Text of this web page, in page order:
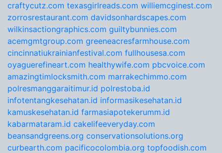
craftycutz.com texasgirlreads.com williemcginest.com
zorrosrestaurant.com davidsonhardscapes.com
wilkinsactiongraphics.com guiltybunnies.com
acemgmtgroup.com greeneacresfarmhouse.com
cincinnatiukrainianfestival.com fullhousesa.com
oyaguerefineart.com healthywife.com pbcvoice.com
amazingtimlocksmith.com marrakechimmo.com
polresmanggaraitimur.id polrestoba.id
infotentangkesehatan.id informasikesehatan.id
kamuskesehatan.id farmasiapotekerumm.id
kabarmataram.id cakelifeeveryday.com
beansandgreens.org conservationsolutions.org
curbearth.com pacificocolombia.org topfoodish.com